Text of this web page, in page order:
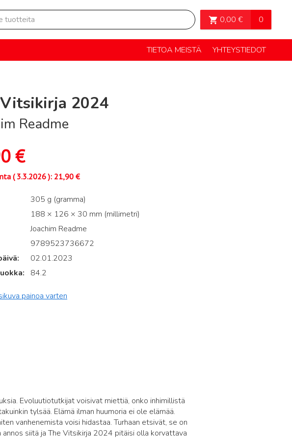
0,00 € 0
OSTOSKORI>
TIETOA MEISTÄ YHTEYSTIEDOT
2024
Readme
€
(3.3.2026): 21,90 €
305 g (gramma)
188 × 126 × 30 mm (millimetri)
Joachim Readme
9789523736672
02.01.2023
84.2
painoa varten
Evoluutiotutkijat voisivat miettiä, onko inhimillistä
tylsää. Elämä ilman huumoria ei ole elämää.
vanhenemista voisi hidastaa. Turhaan etsivät, se on
siitä ja The Vitsikirja 2024 pitäisi olla korvattava